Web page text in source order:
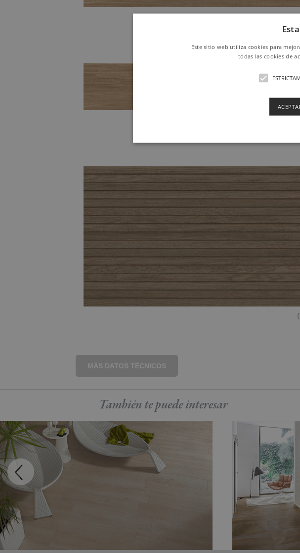
MÁS DATOS TÉCNICOS
También te puedeinteresar
Este sitio web utiliza cookies para
todas las cookies de